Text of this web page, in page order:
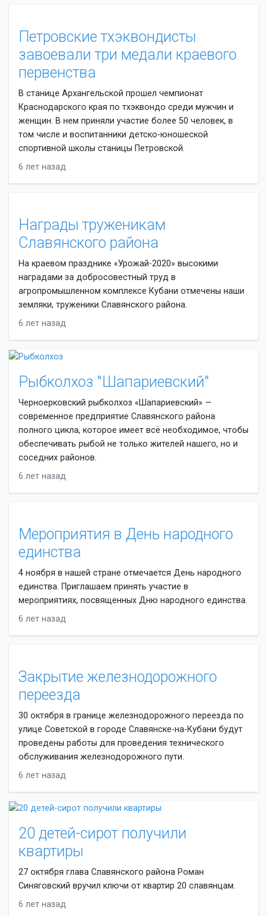
Петровские тхэквондисты
завоевали три медали краевого
первенства
В станице Архангельской прошел чемпионат
Краснодарского края по тхэквондо среди мужчин и
женщин. В нем приняли участие более 50 человек, в
том числе и воспитанники детско-юношеской
спортивной школы станицы Петровской.
6 лет назад
Награды труженикам
Славянского района
На краевом празднике «Урожай-2020» высокими
наградами за добросовестный труд в
агропромышленном комплексе Кубани отмечены наши
земляки, труженики Славянского района.
6 лет назад
Рыбколхоз "Шапариевский"
Черноерковский рыбколхоз «Шапариевский» —
современное предприятие Славянского района
полного цикла, которое имеет всё необходимое, чтобы
обеспечивать рыбой не только жителей нашего, но и
соседних районов.
6 лет назад
Мероприятия в День народного
единства
4 ноября в нашей стране отмечается День народного
единства. Приглашаем принять участие в
мероприятиях, посвященных Дню народного единства.
6 лет назад
Закрытие железнодорожного
переезда
30 октября в границе железнодорожного переезда по
улице Советской в городе Славянске-на-Кубани будут
проведены работы для проведения технического
обслуживания железнодорожного пути.
6 лет назад
20 детей-сирот получили
квартиры
27 октября глава Славянского района Роман
Синяговский вручил ключи от квартир 20 славянцам.
6 лет назад